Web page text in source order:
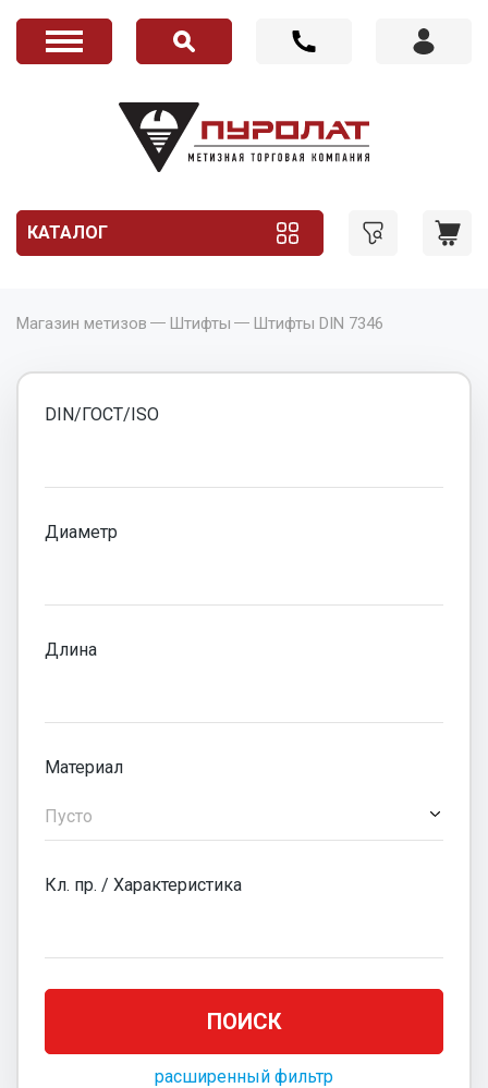
КАТАЛОГ
Магазин метизов Штифты Штифты DIN 7346
DIN/ГОСТ/ISO
Диаметр
Длина
Материал
Пусто
Кл. пр. / Характеристика
расширенный фильтр